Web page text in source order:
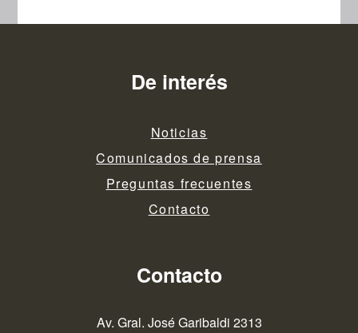
De interés
Noticias
Comunicados de prensa
Preguntas frecuentes
Contacto
Contacto
Av. Gral. José Garibaldi 2313